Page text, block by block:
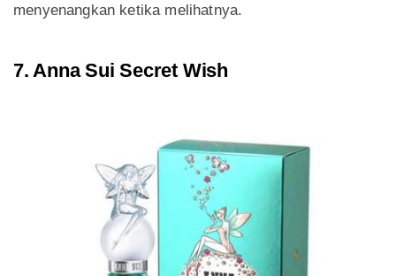
menyenangkan ketika melihatnya.
7. Anna Sui Secret Wish